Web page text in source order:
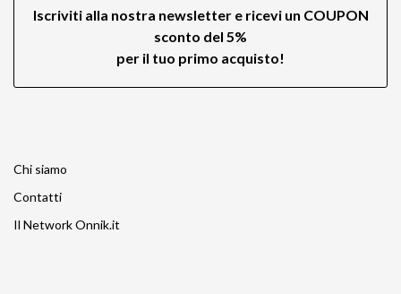
Iscriviti alla nostra newsletter e ricevi un COUPON
sconto del 5%
per il tuo primo acquisto!
Chi siamo
Contatti
Il Network Onnik.it